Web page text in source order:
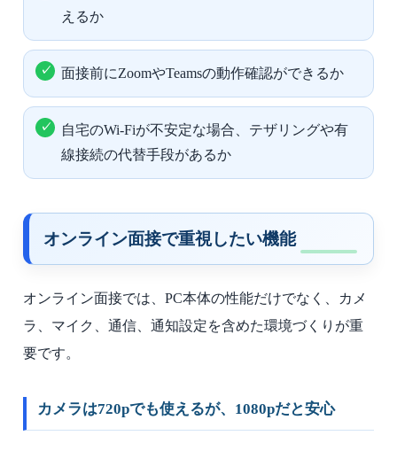
えるか
面接前にZoomやTeamsの動作確認ができるか
自宅のWi-Fiが不安定な場合、テザリングや有
線接続の代替手段があるか
オンライン面接で重視したい機能
オンライン面接では、PC本体の性能だけでなく、カメ
ラ、マイク、通信、通知設定を含めた環境づくりが重
要です。
カメラは720pでも使えるが、1080pだと安心